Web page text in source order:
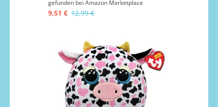
gefunden bei Amazon Marketplace
9,51 € 12,99 €